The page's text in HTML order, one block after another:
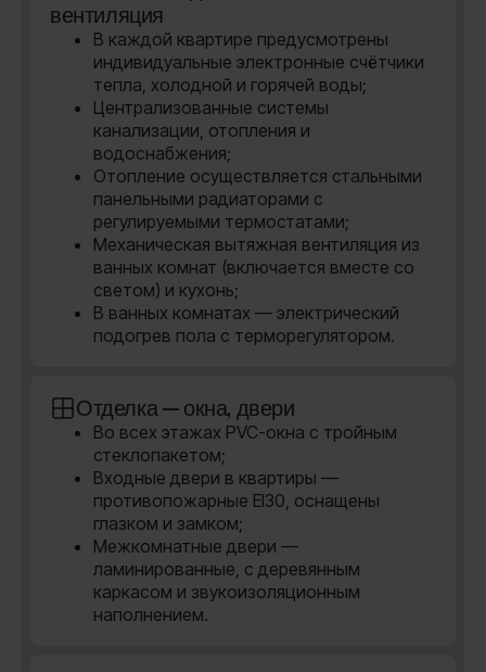
вентиляция
В каждой квартире предусмотрены
индивидуальные электронные счётчики
тепла, холодной и горячей воды;
Централизованные системы
канализации, отопления и
водоснабжения;
Отопление осуществляется стальными
панельными радиаторами с
регулируемыми термостатами;
Механическая вытяжная вентиляция из
ванных комнат (включается вместе со
светом) и кухонь;
В ванных комнатах — электрический
подогрев пола с терморегулятором.
Отделка — окна, двери
Во всех этажах PVC-окна с тройным
стеклопакетом;
Входные двери в квартиры —
противопожарные EI30, оснащены
глазком и замком;
Межкомнатные двери —
ламинированные, с деревянным
каркасом и звукоизоляционным
наполнением.